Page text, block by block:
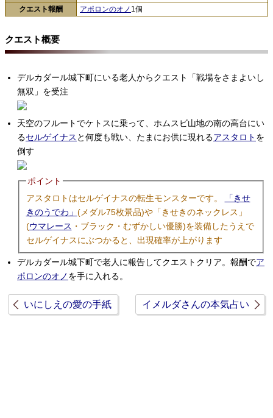
クエスト報酬
アポロンのオノ 1個
クエスト概要
デルカダール城下町にいる老人からクエスト「戦場をさまよいし
無双」を受注
天空のフルートでケトスに乗って、ホムスビ山地の南の高台にい
るセルゲイナス と何度も戦い、たまにお供に現れるアスタロト を
倒す
ポイント
アスタロトはセルゲイナスの転生モンスターです。
「きせ
きのうでわ」 (メダル75枚景品)や「きせきのネックレス」
(ウマレース ・ブラック・むずかしい優勝)を装備したうえで
セルゲイナスにぶつかると、出現確率が上がります
デルカダール城下町で老人に報告してクエストクリア。報酬でア
ポロンのオノ を手に入れる。
いにしえの愛の手紙 イメルダさんの本気占い